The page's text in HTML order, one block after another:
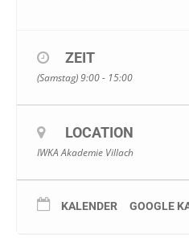
ZEIT
(Samstag) 9:00 - 15:00
LOCATION
IWKA Akademie Villach
KALENDER GOOGLE